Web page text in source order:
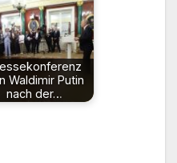
Waldimir Putin
nach der…